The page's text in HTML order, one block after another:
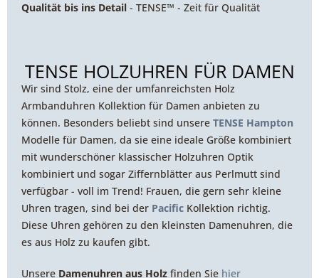
Qualität bis ins Detail - TENSE™ - Zeit für Qualität
TENSE HOLZUHREN FÜR DAMEN
Wir sind Stolz, eine der umfanreichsten Holz
Armbanduhren Kollektion für Damen anbieten zu
können. Besonders beliebt sind unsere TENSE Hampton
Modelle für Damen, da sie eine ideale Größe kombiniert
mit wunderschöner klassischer Holzuhren Optik
kombiniert und sogar Ziffernblätter aus Perlmutt sind
verfügbar - voll im Trend! Frauen, die gern sehr kleine
Uhren tragen, sind bei der Pacific Kollektion richtig.
Diese Uhren gehören zu den kleinsten Damenuhren, die
es aus Holz zu kaufen gibt.
Unsere Damenuhren aus Holz finden Sie hier